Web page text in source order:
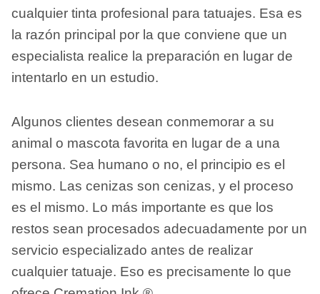
cualquier tinta profesional para tatuajes. Esa es
la razón principal por la que conviene que un
especialista realice la preparación en lugar de
intentarlo en un estudio.
Algunos clientes desean conmemorar a su
animal o mascota favorita en lugar de a una
persona. Sea humano o no, el principio es el
mismo. Las cenizas son cenizas, y el proceso
es el mismo. Lo más importante es que los
restos sean procesados ​​adecuadamente por un
servicio especializado antes de realizar
cualquier tatuaje. Eso es precisamente lo que